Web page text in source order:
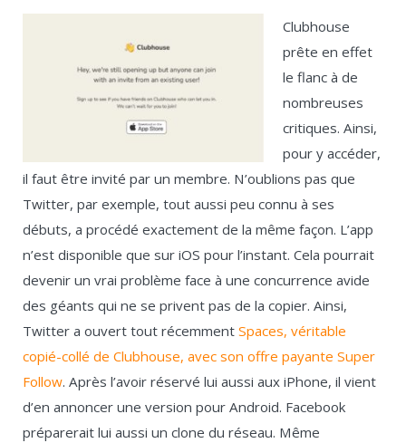
Clubhouse
prête en effet
le flanc à de
nombreuses
critiques. Ainsi,
pour y accéder,
il faut être invité par un membre. N’oublions pas que
Twitter, par exemple, tout aussi peu connu à ses
débuts, a procédé exactement de la même façon. L’app
n’est disponible que sur iOS pour l’instant. Cela pourrait
devenir un vrai problème face à une concurrence avide
des géants qui ne se privent pas de la copier. Ainsi,
Twitter a ouvert tout récemment Spaces, véritable
copié-collé de Clubhouse, avec son offre payante Super
Follow. Après l’avoir réservé lui aussi aux iPhone, il vient
d’en annoncer une version pour Android. Facebook
préparerait lui aussi un clone du réseau. Même